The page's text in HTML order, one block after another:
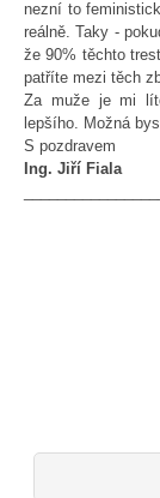
nezní to
reálně. Taky -
že 90% těchto
patříte mezi těch
Za muže je mi
lepšího. Možná
S pozdravem
Ing. Jiří Fiala